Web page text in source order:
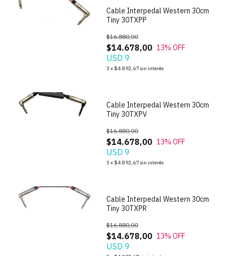
Cable Interpedal Western 30cm
Tiny 30TXPP
$14.678,00
$16.880,00
13% OFF
USD 9
3 x $4.892,67sin interés
Cable Interpedal Western 30cm
Tiny 30TXPV
$14.678,00
$16.880,00
13% OFF
USD 9
3 x $4.892,67sin interés
Cable Interpedal Western 30cm
Tiny 30TXPR
$14.678,00
$16.880,00
13% OFF
USD 9